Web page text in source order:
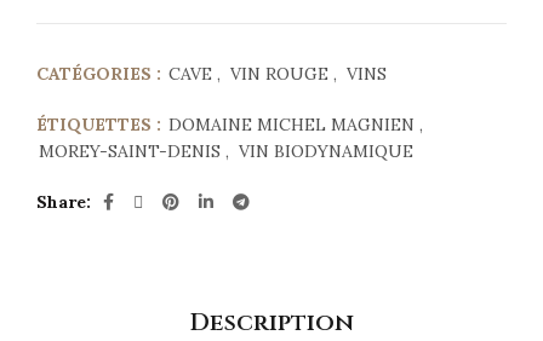
CATÉGORIES : CAVE , VIN ROUGE , VINS
ÉTIQUETTES : DOMAINE MICHEL MAGNIEN ,
MOREY-SAINT-DENIS , VIN BIODYNAMIQUE
Share
Description